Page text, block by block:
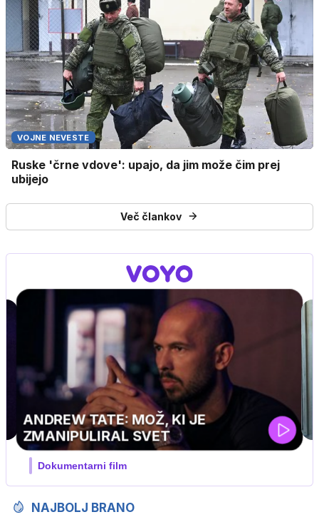
VOJNE NEVESTE
Ruske 'črne vdove': upajo, da jim može čim prej
ubijejo
Več člankov
UEFA SUPERPOKAL
V živo na VOYO: sreda ob 20.30
NAJBOLJ BRANO